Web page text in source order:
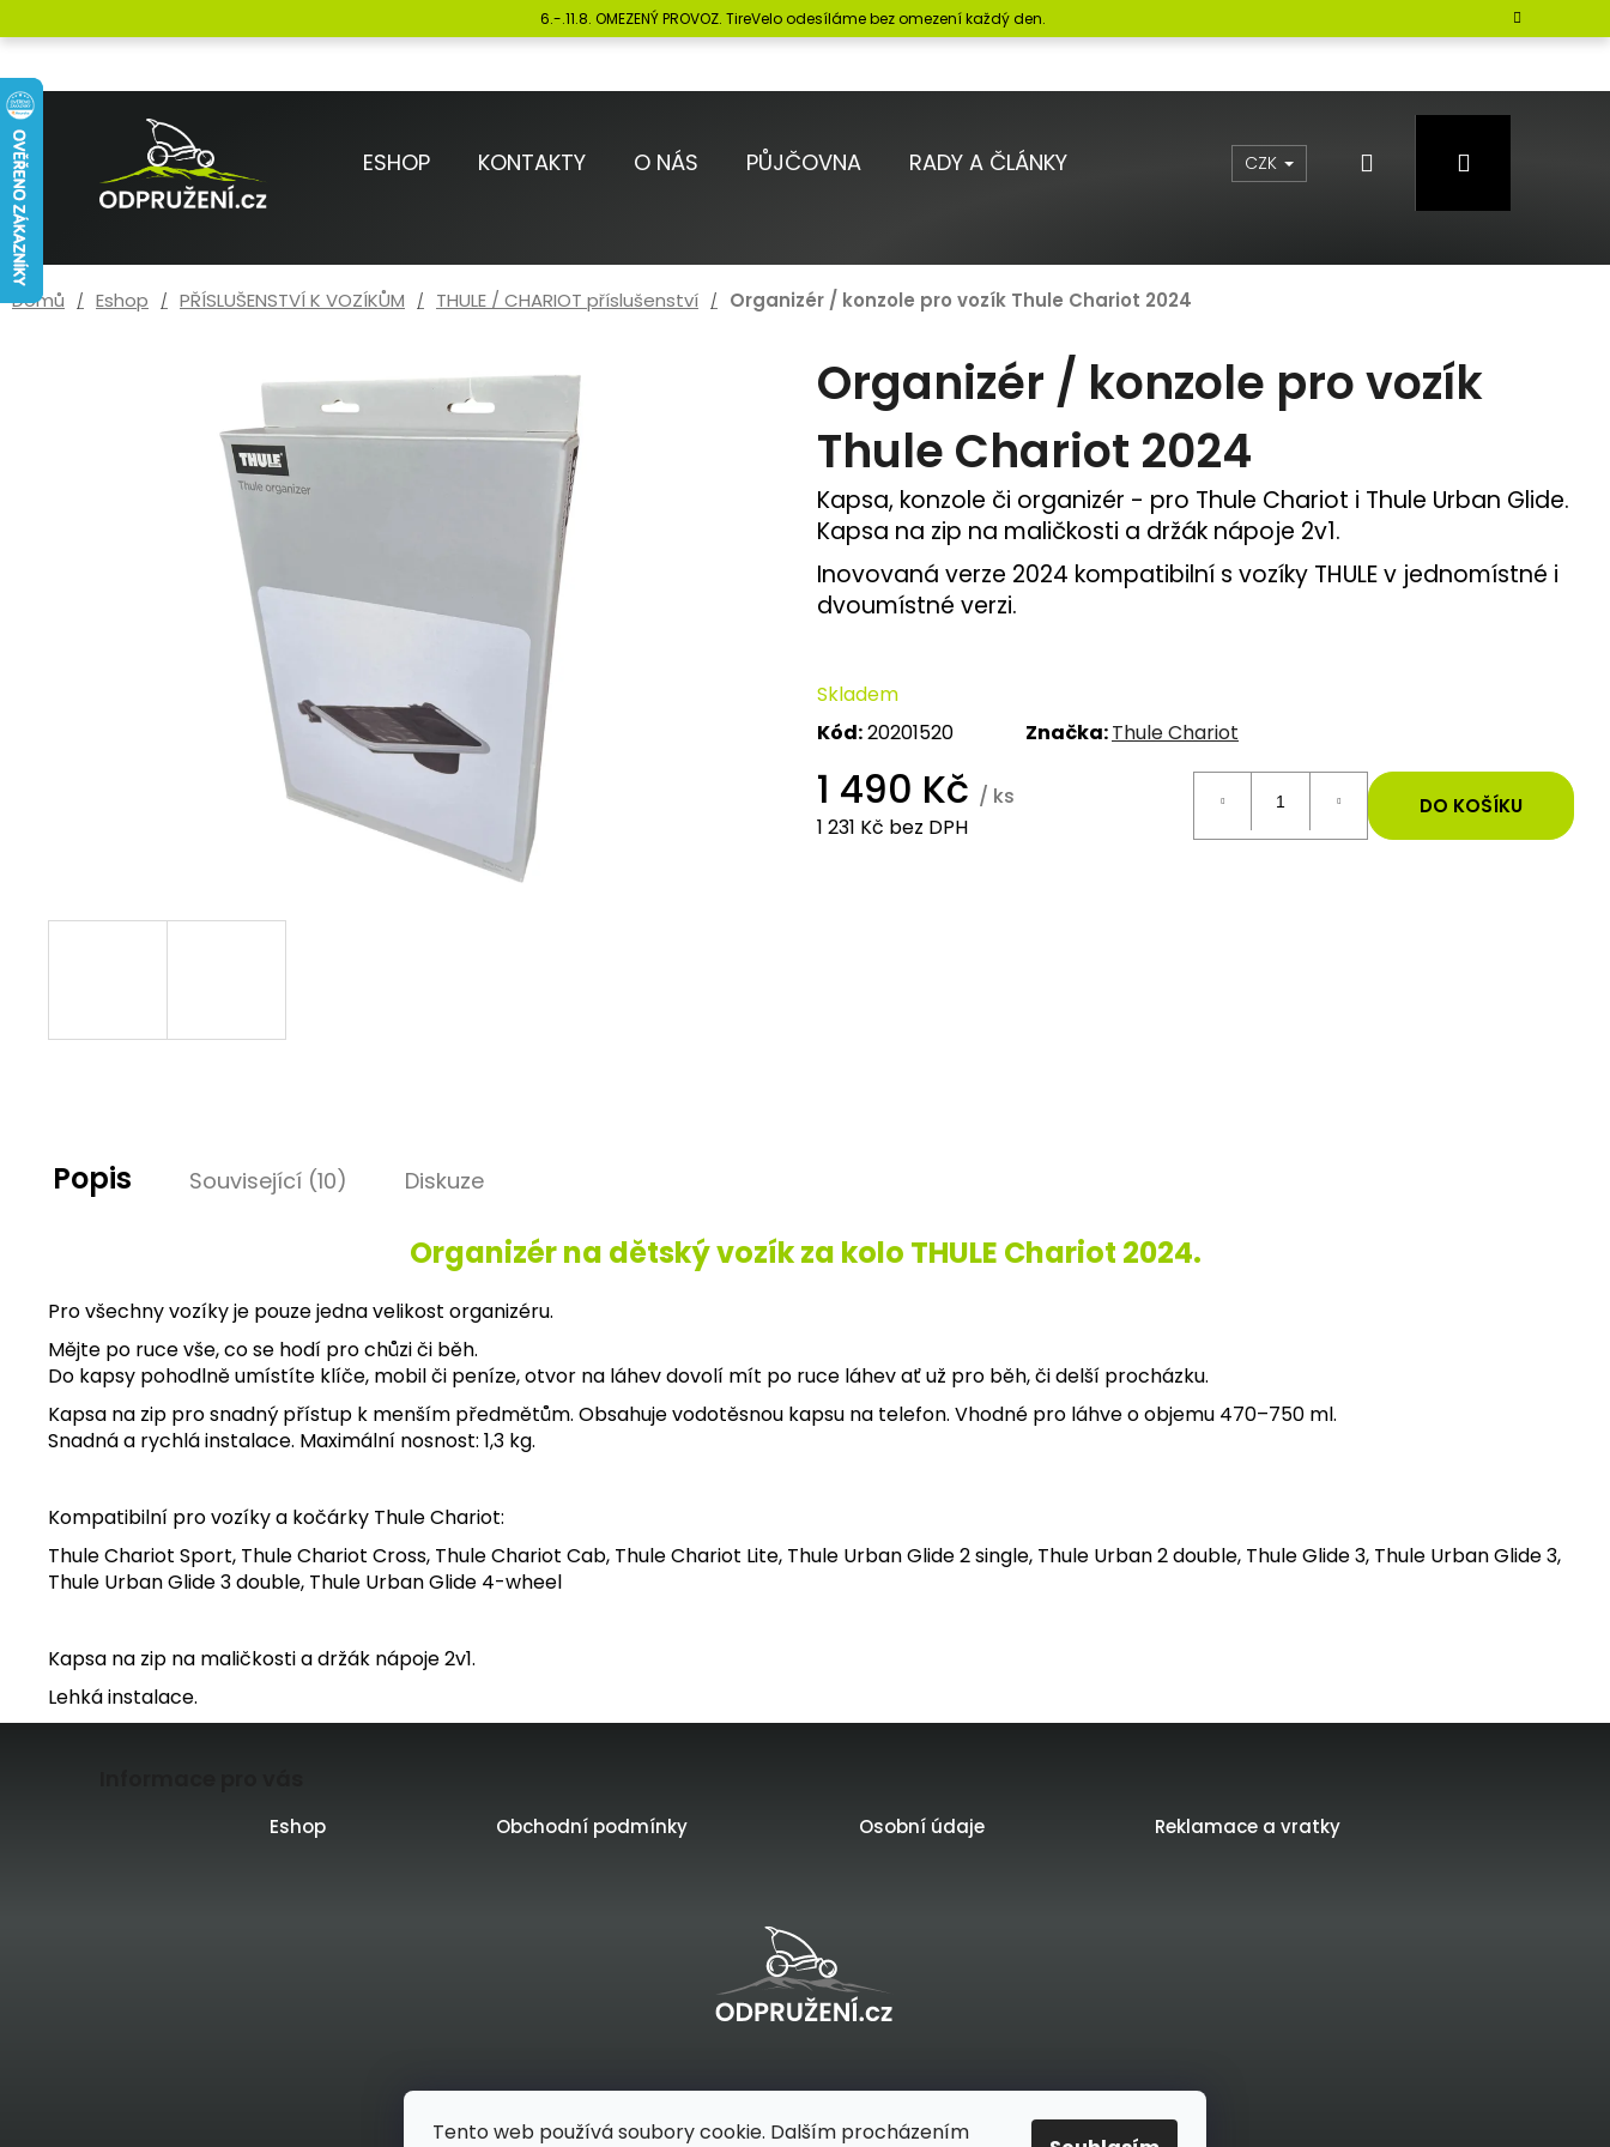
Tento web používá soubory cookie. Dalším procházením
na
6.-.11.8. OMEZENÝ PROVOZ. TireVelo odesíláme bez omezení každý den.
ESHOP KONTAKTY O NÁS PŮJČOVNA RADY A ČLÁNKY CZK Přihlášení
Domů Eshop PŘÍSLUŠENSTVÍ K VOZÍKŮM THULE / CHARIOT příslušenství Organizér / konzole pro vozík Thule Chariot 2024
Organizér / konzole pro vozík
Thule Chariot 2024
Kapsa, konzole či organizér - pro Thule Chariot i Thule Urban Glide.
Kapsa na zip na maličkosti a držák nápoje 2v1.
Inovovaná verze 2024 kompatibilní s vozíky THULE v jednomístné i
dvoumístné verzi.
Skladem
Kód:20201520 Značka:Thule Chariot
1 490 Kč / ks
1 231 Kč bez DPH
DO KOŠÍKU
Popis Související (10) Diskuze
Organizér na dětský vozík za kolo THULE Chariot 2024.
Pro všechny vozíky je pouze jedna velikost organizéru.
Mějte po ruce vše, co se hodí pro chůzi či běh.
Do kapsy pohodlně umístíte klíče, mobil či peníze, otvor na láhev dovolí mít po ruce láhev ať už pro běh, či delší procházku.
Kapsa na zip pro snadný přístup k menším předmětům. Obsahuje vodotěsnou kapsu na telefon. Vhodné pro láhve o objemu 470–750 ml.
Snadná a rychlá instalace. Maximální nosnost: 1,3 kg.
Kompatibilní pro vozíky a kočárky Thule Chariot:
Thule Chariot Sport, Thule Chariot Cross, Thule Chariot Cab, Thule Chariot Lite, Thule Urban Glide 2 single, Thule Urban 2 double, Thule Glide 3, Thule Urban Glide 3,
Thule Urban Glide 3 double, Thule Urban Glide 4-wheel
Kapsa na zip na maličkosti a držák nápoje 2v1.
Lehká instalace.
š
k
do
do
Eshop Obchodní podmínky Osobní údaje Reklamace a vratky
Vytvořilo
platformě